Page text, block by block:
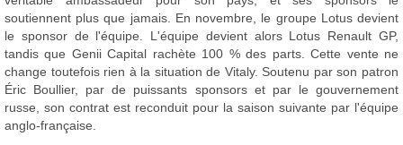
soutiennent plus que jamais. En novembre, le groupe Lotus devient
le sponsor de l'équipe. L'équipe devient alors Lotus Renault GP,
tandis que Genii Capital rachète 100 % des parts. Cette vente ne
change toutefois rien à la situation de Vitaly. Soutenu par son patron
Éric Boullier, par de puissants sponsors et par le gouvernement
russe, son contrat est reconduit pour la saison suivante par l'équipe
anglo-française.